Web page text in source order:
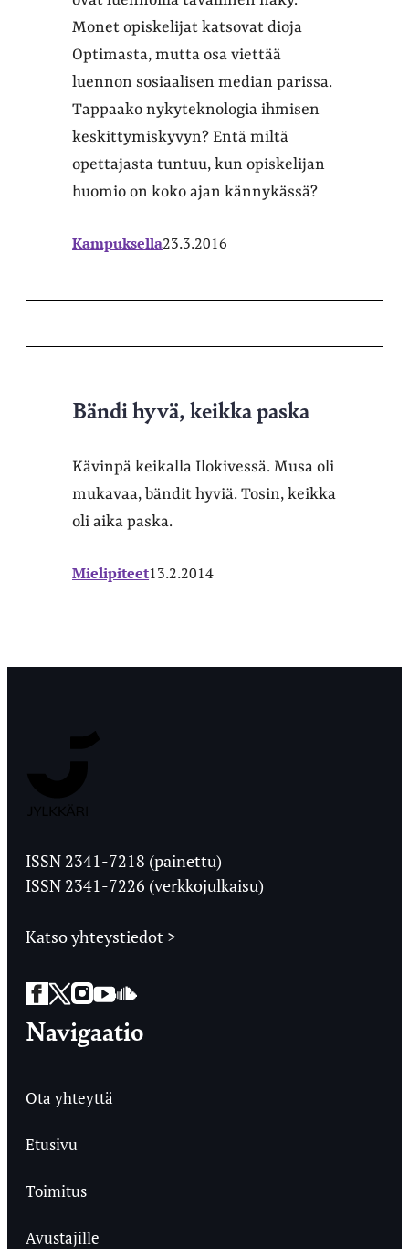
Monet opiskelijat katsovat dioja
Optimasta, mutta osa viettää
luennon sosiaalisen median parissa.
Tappaako nykyteknologia ihmisen
keskittymiskyvyn? Entä miltä
opettajasta tuntuu, kun opiskelijan
huomio on koko ajan kännykässä?
Kampuksella23.3.2016
Bändi hyvä, keikka paska
Kävinpä keikalla Ilokivessä. Musa oli
mukavaa, bändit hyviä. Tosin, keikka
oli aika paska.
Mielipiteet13.2.2014
Ylioppilaslehti
ISSN 2341-7218 (painettu)
ISSN 2341-7226 (verkkojulkaisu)
Katso yhteystiedot >
Facebook
Twitter
Instagram
YouTube
SoundCloud
Navigaatio
Ota yhteyttä
Etusivu
Toimitus
Avustajille